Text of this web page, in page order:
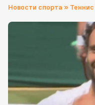
Новости спорта » Теннис